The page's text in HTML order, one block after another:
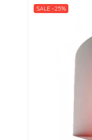
SALE -25%